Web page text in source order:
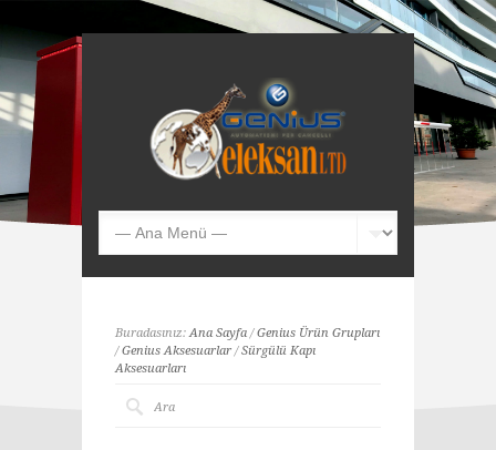
Buradasınız:Ana Sayfa /Genius Ürün Grupları
/Genius Aksesuarlar /Sürgülü Kapı
Aksesuarları